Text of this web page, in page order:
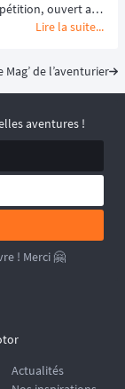
ouvert aux
moto mise sur
Lire la suite...
Mag’ de l’aventurier
aventures !
! Merci 🤗
Actualités